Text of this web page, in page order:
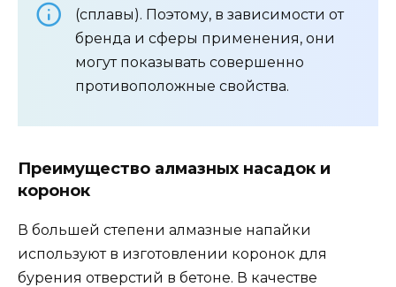
(сплавы). Поэтому, в зависимости от
бренда и сферы применения, они
могут показывать совершенно
противоположные свойства.
Преимущество алмазных насадок и
коронок
В большей степени алмазные напайки
используют в изготовлении коронок для
бурения отверстий в бетоне. В качестве